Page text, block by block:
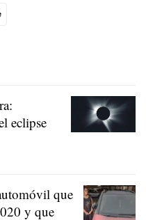
eclipse
que
y que